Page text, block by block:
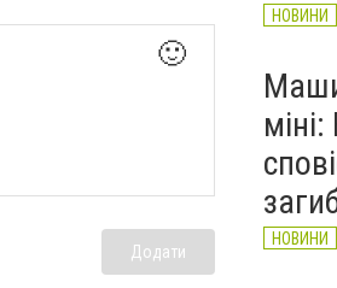
🙂
Додати
НОВИНИ
НОВИНИ